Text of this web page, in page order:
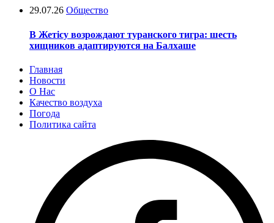
29.07.26 Общество
В Жетісу возрождают туранского тигра: шесть
хищников адаптируются на Балхаше
Главная
Новости
О Нас
Качество воздуха
Погода
Политика сайта